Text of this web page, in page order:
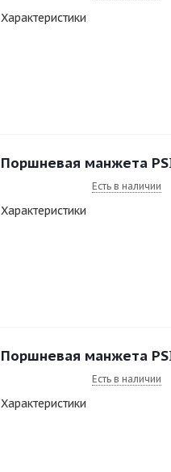
Характеристики
Поршневая манжета PSI
Есть в наличии
Характеристики
Поршневая манжета
Есть в наличии
Характеристики